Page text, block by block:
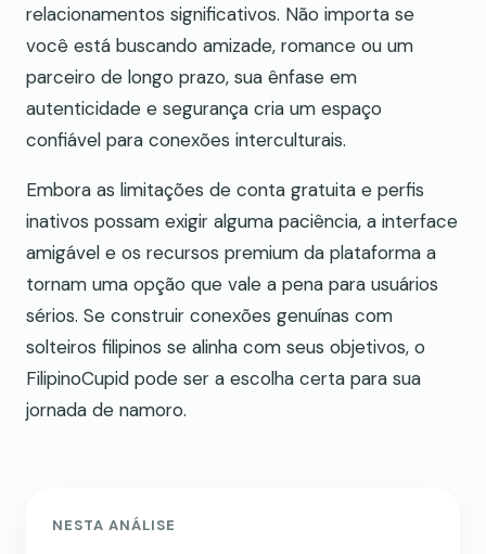
relacionamentos significativos. Não importa se
você está buscando amizade, romance ou um
parceiro de longo prazo, sua ênfase em
autenticidade e segurança cria um espaço
confiável para conexões interculturais.
Embora as limitações de conta gratuita e perfis
inativos possam exigir alguma paciência, a interface
amigável e os recursos premium da plataforma a
tornam uma opção que vale a pena para usuários
sérios. Se construir conexões genuínas com
solteiros filipinos se alinha com seus objetivos, o
FilipinoCupid pode ser a escolha certa para sua
jornada de namoro.
NESTA ANÁLISE